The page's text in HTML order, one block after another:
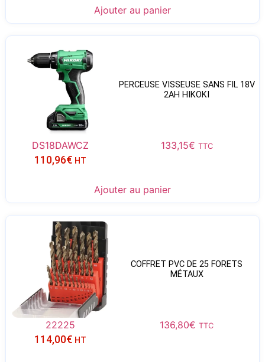
Ajouter au panier
PERCEUSE VISSEUSE SANS FIL 18V
2AH HIKOKI
DS18DAWCZ 133,15€ TTC
110,96€ HT
Ajouter au panier
COFFRET PVC DE 25 FORETS
MÉTAUX
22225 136,80€ TTC
114,00€ HT